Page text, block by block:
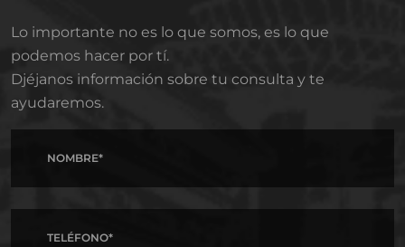
Lo importante no es lo que somos, es lo que
podemos hacer por tí.
Djéjanos información sobre tu consulta y te
ayudaremos.